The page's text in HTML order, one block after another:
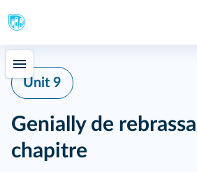
Unit 9
Genially de
chapitre